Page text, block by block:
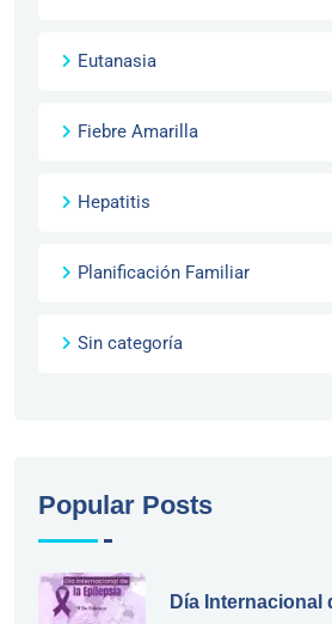
Eutanasia
Fiebre Amarilla
Hepatitis
Planificación Familiar
Sin categoría
Popular Posts
Día Internacional